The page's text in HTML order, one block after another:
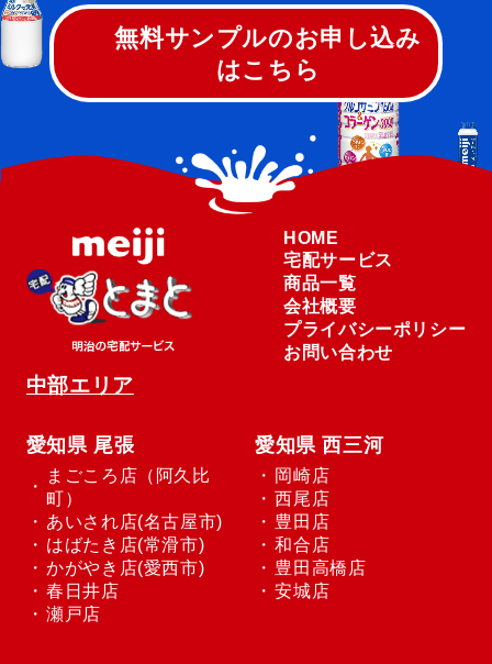
無料サンプルのお申し込み
はこちら
HOME
宅配サービス
商品一覧
会社概要
プライバシーポリシー
お問い合わせ
中部エリア
愛知県 尾張
まごころ店（阿久比
町）
あいされ店(名古屋市)
はばたき店(常滑市)
かがやき店(愛西市)
春日井店
瀬戸店
愛知県 西三河
岡崎店
西尾店
豊田店
和合店
豊田高橋店
安城店